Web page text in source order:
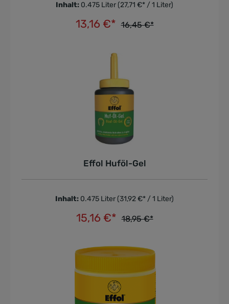
Inhalt: 0.475 Liter (27,71 €* / 1 Liter)
13,16 €* 16,45 €*
In den Warenkorb
Effol Huföl-Gel
Inhalt: 0.475 Liter (31,92 €* / 1 Liter)
15,16 €* 18,95 €*
In den Warenkorb